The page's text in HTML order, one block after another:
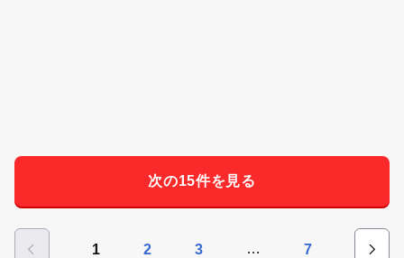
次の15件を見る
1 2 3 … 7